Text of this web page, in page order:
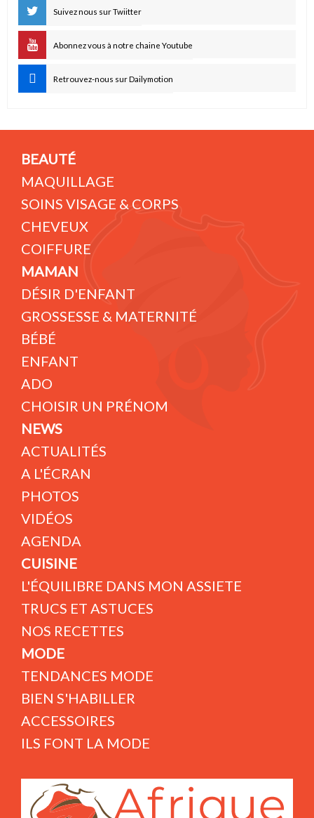
Suivez nous sur Twiitter
Abonnez vous à notre chaine Youtube
Retrouvez-nous sur Dailymotion
BEAUTÉ
MAQUILLAGE
SOINS VISAGE & CORPS
CHEVEUX
COIFFURE
MAMAN
DÉSIR D'ENFANT
GROSSESSE & MATERNITÉ
BÉBÉ
ENFANT
ADO
CHOISIR UN PRÉNOM
NEWS
ACTUALITÉS
A L'ÉCRAN
PHOTOS
VIDÉOS
AGENDA
CUISINE
L'ÉQUILIBRE DANS MON ASSIETE
TRUCS ET ASTUCES
NOS RECETTES
MODE
TENDANCES MODE
BIEN S'HABILLER
ACCESSOIRES
ILS FONT LA MODE